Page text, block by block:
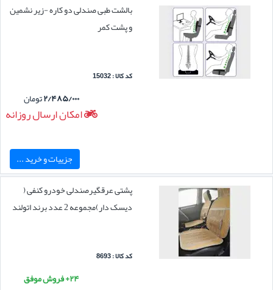
بالشت طبی صندلی دو کاره -زیر نشمین
و پشت کمر
کد کالا : 15032
۲/۴۸۵/۰۰۰تومان
امکان ارسال روزانه
جزییات و خرید ...
پشتی عرقگیرصندلی خودرو کنفی (
دیسک دار)مجموعه 2 عدد برند اتولند
کد کالا : 8693
۲۴+ فروش موفق